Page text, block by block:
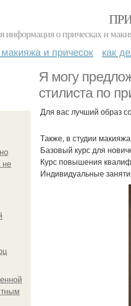
информация о прическах и
и причесок как
Я могу
стилиста по
не
Для вас лучший образ
Также, в студии
Базовый курс для
Курс повышения
Индивидуальные